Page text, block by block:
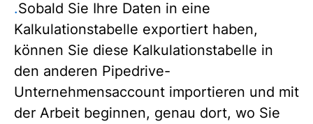
.Sobald Sie Ihre Daten in eine
Kalkulationstabelle exportiert haben,
können Sie diese Kalkulationstabelle in
den anderen Pipedrive-
Unternehmensaccount importieren und mit
der Arbeit beginnen, genau dort, wo Sie